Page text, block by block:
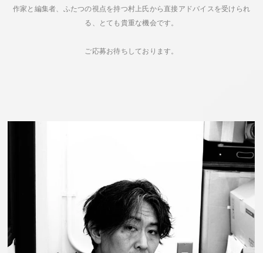
作家と編集者、ふたつの視点を持つ村上氏から直接アドバイスを受けられ
る、とても貴重な機会です。
ご応募お待ちしております。